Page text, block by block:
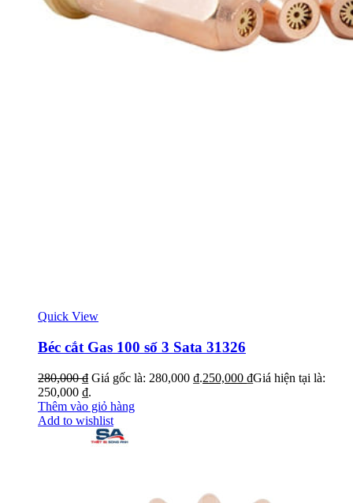
Quick View
Béc cắt Gas 100 số 3 Sata 31326
280,000₫ Giá gốc là: 280,000 ₫.250,000 ₫Giá hiện tại là:
250,000 ₫.
Thêm vào giỏ hàng
Add to wishlist